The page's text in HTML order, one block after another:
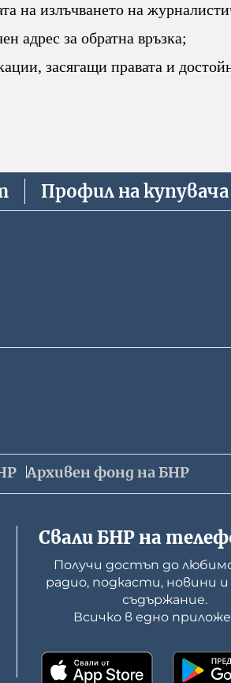
на излъчването на
адрес за обратна връзка;
засягащи правата и
Профил на купувача
Архивен фонд на БНР
Свали БНР на
Получи достъп до
радио, подкасти, новини
съдържание.
Всичко в едно